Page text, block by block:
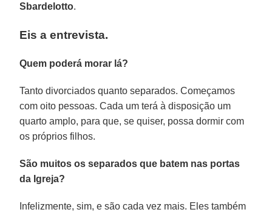
Sbardelotto.
Eis a entrevista.
Quem poderá morar lá?
Tanto divorciados quanto separados. Começamos
com oito pessoas. Cada um terá à disposição um
quarto amplo, para que, se quiser, possa dormir com
os próprios filhos.
São muitos os separados que batem nas portas
da Igreja?
Infelizmente, sim, e são cada vez mais. Eles também